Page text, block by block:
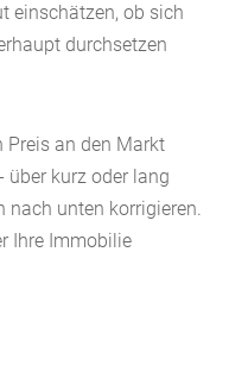
einschätzen, ob sich
durchsetzen
Preis an den Markt
über kurz oder lang
nach unten korrigieren.
Ihre Immobilie